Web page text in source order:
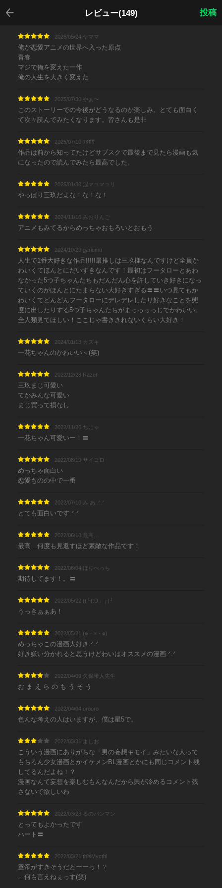
レビュー(149)
戻る
投稿
2026/05/24 ヤママ
俺が恋愛アニメの世界へ入った原点
青春
マジで俺を変えた一作
俺の人生を大きく変えた
2025/07/30 やぁ〜
このストーリーでの今後がどうなるのか楽しみ。とても面白く
て次々読んでみたくなります。皆さんも是非
2025/07/10 ﾌｸﾛｳ
作品は前から知ってたけどサブスクで最後まで見たら漫画も気
になったので読んでみたら最高でした。
2025/01/30 涅マユマユリ
やっぱり三玖だよな！な！な！
2024/11/16 みおりんご
アニメもみてるからめっちゃおもろいとおもう
2024/10/29 gariumu
人生で1番大好きな作品!!!!!最推しは三玖様なんですけど全員か
わいくてほんとにだいすきなんです！最初はフータローとあわ
なかった5つ子ちゃんたちもだんだん心を許していき好きになっ
ていくのがほんとにたまらない大好きすぎる〓〓いつ見てもか
わいくてどんどんフータローにデレデレしたり好きなことを態
度に出したりする5つ子ちゃんたちがまっっっっじでかわいい。
全人類見てほしい！ここじゃ書ききれないくらい大好き！
2024/01/13 カズキ
一花ちゃんのかわいい～(笑)
2022/12/28 Razer
三玖まじ可愛い
てかみんな可愛い
まじ買って損なし
2022/11/26 ちにゃ
一花ちゃん可愛いー！〓
2022/08/19 サイコロ
めっちゃ面白い
恋愛ものの中で一番
2022/07/10 み あ .ᐟ.ᐟ
とても面白いです‪‪‪‪.ᐟ.ᐟ
2022/06/18 最高…
最高…何度も見返すほど素敵な作品です！
2022/06/04 ほりべっち
期待してます！。〓
2022/05/22 ((└(:D」┌)┘
うっきぁぁあ！
2022/05/21 (๑・×・๑)
めっちゃこの漫画大好き‪‪.ᐟ.ᐟ
好き嫌い分かれると思うけどわいはオススメの漫画‪‪.ᐟ.ᐟ
2022/04/09 久保帯人先生
お ま え ら の も う そ う
2022/04/04 orooro
色んな考えの人はいますが、僕は星5で。
2022/03/31 よしお
こういう漫画にありがちな「男の妄想キモイ」みたいな人って
もちろん少女漫画とかイケメンBL漫画とかにも同じコメント残
してるんだよね！？
漫画なんて妄想を楽しむもんなんだから興が冷めるコメント残
さないで欲しいわ
2022/03/23 るのパンマン
とってもよかったです
ハート〓
2022/03/21 thisMycthi
童帝がすきそうだとーーっ！？
…何も言えねぇっす‪(笑)